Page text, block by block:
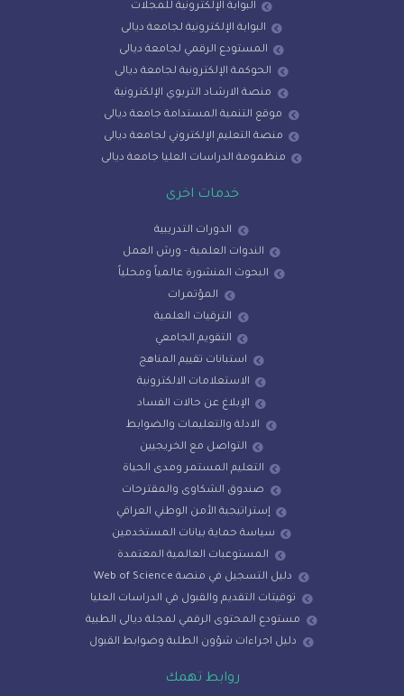
البوابة الإلكترونية للمجلات
البوابة الإلكترونية لجامعة ديالى
المستودع الرقمي لجامعة ديالى
الحوكمة الإلكترونية لجامعة ديالى
منصة الارشـاد التربوي الإلكترونية
موقع التنمية المستدامة جامعة ديالى
منصة التعليم الإلكتروني لجامعة ديالى
منظمومة الدراسات العليا جامعة ديالى
الدورات التدريبية
الندوات العلمية - ورش العمل
البحوث المنشورة عالمياً ومحلياً
الترقيات العلمية
التقويم الجامعي
استبانات تقييم المناهج
الاستعلامات الالكترونية
الإبلاغ عن حالات الفساد
الادلة والتعليمات والضوابط
التواصل مع الخريجيين
التعليم المستمر ومدى الحياة
صندوق الشكاوى والمقترحات
إستراتيجية الأمن الوطني العراقي
سياسة حماية بيانات المستخدمين
المستوعبات العالمية المعتمدة
دليل التسجيل في منصة Web of Science
توقيتات التقديم والقبول في الدراسات العليا
مستودع المحتوى الرقمي لمجلة ديالى الطبية
دليل اجراءات شؤون الطلبة وضوابط القبول